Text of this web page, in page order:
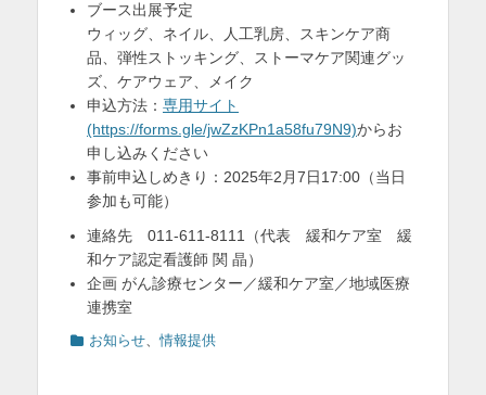
ブース出展予定
ウィッグ、ネイル、人工乳房、スキンケア商
品、弾性ストッキング、ストーマケア関連グッ
ズ、ケアウェア、メイク
申込方法： 専用サイト
(https://forms.gle/jwZzKPn1a58fu79N9)からお
申し込みください
事前申込しめきり：2025年2月7日17:00（当日
参加も可能）
連絡先 011-611-8111（代表 緩和ケア室 緩
和ケア認定看護師 関 晶）
企画 がん診療センター／緩和ケア室／地域医療
連携室
カ お知らせ、情報提供